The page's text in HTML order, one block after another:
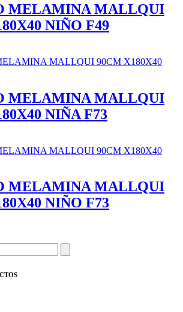
MELAMINA MALLQUI
NIÑO F49
MELAMINA MALLQUI
NIÑA F73
MELAMINA MALLQUI
NIÑO F73